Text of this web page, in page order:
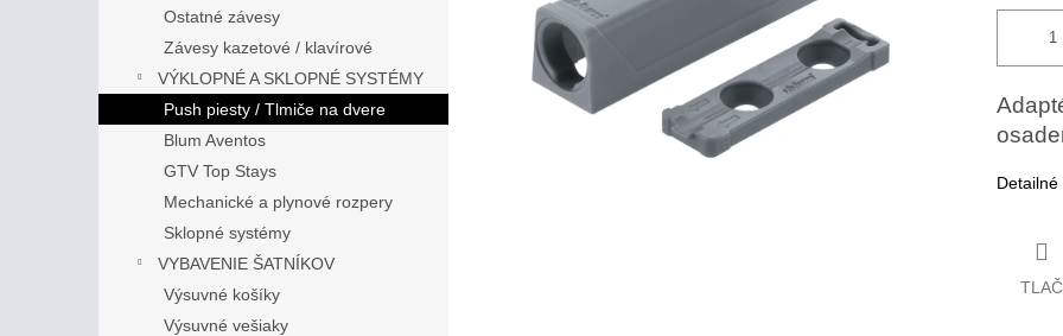
Ostatné závesy
Závesy kazetové / klavírové
VÝKLOPNÉ A SKLOPNÉ SYSTÉMY
Push piesty / Tlmiče na dvere
Blum Aventos
GTV Top Stays
Mechanické a plynové rozpery
Sklopné systémy
VYBAVENIE ŠATNÍKOV
Výsuvné košíky
Výsuvné vešiaky
TLAČ